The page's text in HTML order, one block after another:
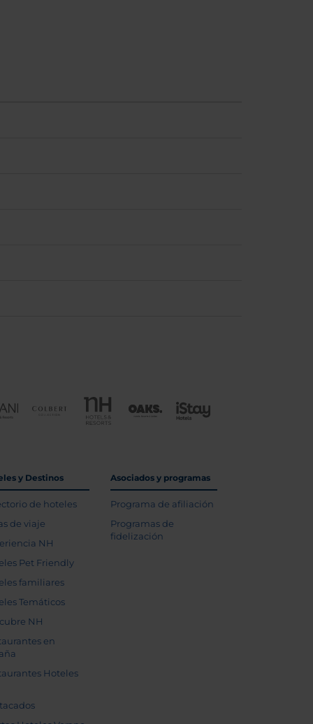
y Destinos
de hoteles
de viaje
NH
Pet Friendly
familiares
Temáticos
NH
en
Hoteles
Asociados y programas
Programa de afiliación
Programas de
fidelización